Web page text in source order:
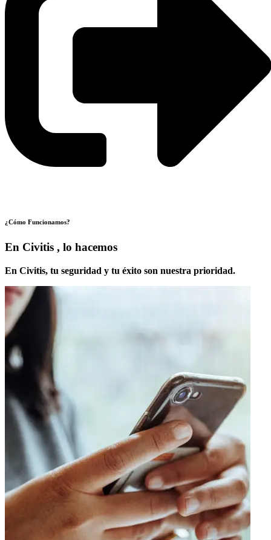
¿Cómo Funcionamos?
En Civitis , lo hacemos
En Civitis, tu seguridad y tu éxito son nuestra prioridad.